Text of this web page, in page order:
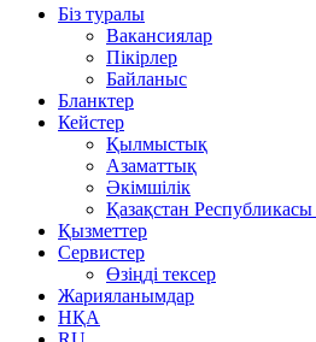
Біз туралы
Вакансиялар
Пікірлер
Байланыс
Бланктер
Кейстер
Қылмыстық
Азаматтық
Әкімшілік
Қазақстан
Қызметтер
Сервистер
Өзіңді тексер
Жарияланымдар
НҚА